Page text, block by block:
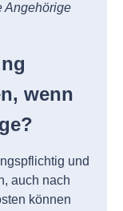
Angehörige
wenn
und
auch nach
können